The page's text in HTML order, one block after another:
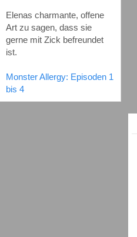
Elenas charmante, offene
Art zu sagen, dass sie
gerne mit Zick befreundet
ist.
Monster Allergy: Episoden 1
bis 4